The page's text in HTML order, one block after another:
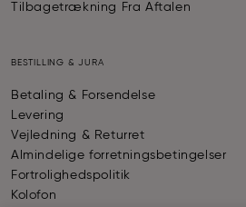
Tilbagetrækning Fra Aftalen
BESTILLING & JURA
Betaling & Forsendelse
Levering
Vejledning & Returret
Almindelige forretningsbetingelser
Fortrolighedspolitik
Kolofon